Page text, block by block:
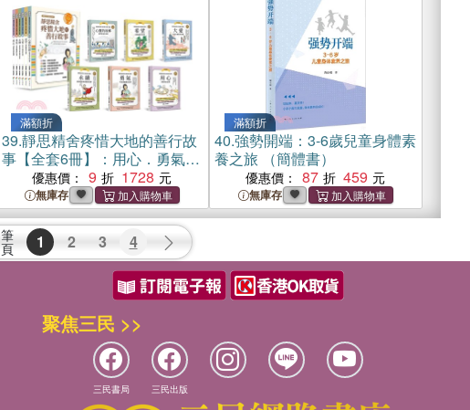
滿額折
39.靜思精舍疼惜大地的善行故
事【全套6冊】：用心．勇氣．
永續．大愛．希望，結合
STEAM 科學素養╳品格教育的
繪本故事
優惠價： 9 1728
無庫存
滿額折
40.強勢開端：3-6歲兒童身體素
養之旅 （簡體書）
優惠價： 87 459
無庫存
筆
頁 1 2 3 4
聚焦三民 >>
三民書局 三民出版